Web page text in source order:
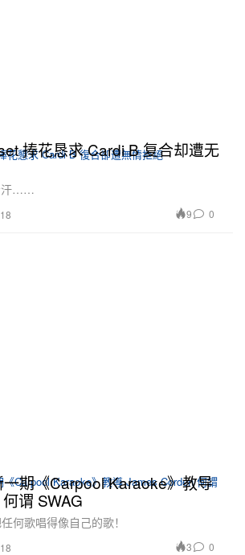
捧花恳求 Cardi B 复合却遭无
汗……
9 0
期《Carpool Karaoke》教导
谓 SWAG
何歌唱得像自己的歌！
3 0